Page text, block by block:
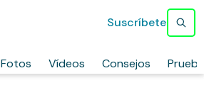
Fotos Vídeos Consejos
Suscríbete